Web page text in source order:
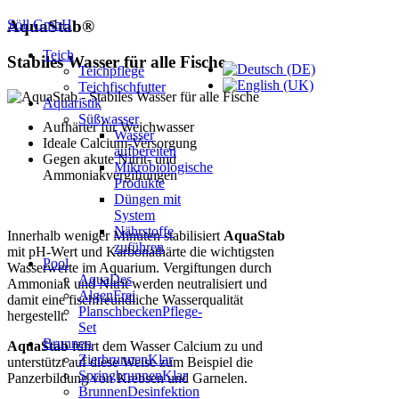
Söll GmbH
Teich
Teichpflege
Teichfischfutter
Aquaristik
Süßwasser
Wasser
aufbereiten
Mikrobiologische
Produkte
Düngen mit
System
Nährstoffe
zuführen
Pool
AquaDes
AlgenFrei
PlanschbeckenPflege-
Set
Brunnen
ZierbrunnenKlar
SpringbrunnenKlar
BrunnenDesinfektion
AquaStab®
Stabiles Wasser für alle Fische
Aufhärter für Weichwasser
Ideale Calcium-Versorgung
Gegen akute Nitrit- und
Ammoniakvergiftungen
Innerhalb weniger Minuten stabilisiert AquaStab
mit pH-Wert und Karbonathärte die wichtigsten
Wasserwerte im Aquarium. Vergiftungen durch
Ammoniak und Nitrit werden neutralisiert und
damit eine fischfreundliche Wasserqualität
hergestellt.
AquaStabführt dem Wasser Calcium zu und
unterstützt auf diese Weise zum Beispiel die
Panzerbildung von Krebsen und Garnelen.